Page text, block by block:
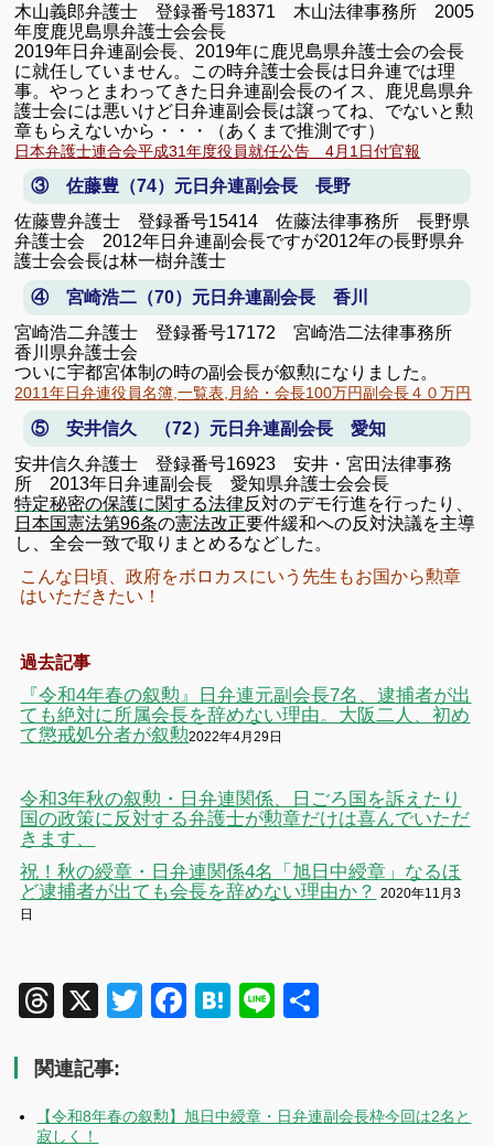
木山義郎弁護士 登録番号18371 木山法律事務所 2005
年度鹿児島県弁護士会会長
2019年日弁連副会長、2019年に鹿児島県弁護士会の会長
に就任していません。この時弁護士会長は日弁連では理
事。やっとまわってきた日弁連副会長のイス、鹿児島県弁
護士会には悪いけど日弁連副会長は譲ってね、でないと勲
章もらえないから・・・（あくまで推測です）
日本弁護士連合会平成31年度役員就任公告 4月1日付官報
③ 佐藤豊（74）元日弁連副会長 長野
佐藤豊弁護士 登録番号15414 佐藤法律事務所 長野県
弁護士会 2012年日弁連副会長ですが2012年の長野県弁
護士会会長は林一樹弁護士
④ 宮崎浩二（70）元日弁連副会長 香川
宮崎浩二弁護士 登録番号17172 宮崎浩二法律事務所
香川県弁護士会
ついに宇都宮体制の時の副会長が叙勲になりました。
2011年日弁連役員名簿,一覧表,月給・会長100万円副会長４０万円
⑤ 安井信久 （72）元日弁連副会長 愛知
安井信久弁護士 登録番号16923 安井・宮田法律事務
所 2013年日弁連副会長 愛知県弁護士会会長
特定秘密の保護に関する法律反対のデモ行進を行ったり、
日本国憲法第96条の憲法改正要件緩和への反対決議を主導
し、全会一致で取りまとめるなどした。
こんな日頃、政府をボロカスにいう先生もお国から勲章
はいただきたい！
過去記事
『令和4年春の叙勲』日弁連元副会長7名、逮捕者が出
ても絶対に所属会長を辞めない理由。大阪二人、初め
て懲戒処分者が叙勲2022年4月29日
令和3年秋の叙勲・日弁連関係、日ごろ国を訴えたり
国の政策に反対する弁護士が勲章だけは喜んでいただ
きます、
祝！秋の綬章・日弁連関係4名「旭日中綬章」なるほ
ど逮捕者が出ても会長を辞めない理由か？
2020年11月3
日
Threads
X TwitterFacebook
Hatena
Line
関連記事:
【令和8年春の叙勲】旭日中綬章・日弁連副会長枠今回は2名と
寂しく！